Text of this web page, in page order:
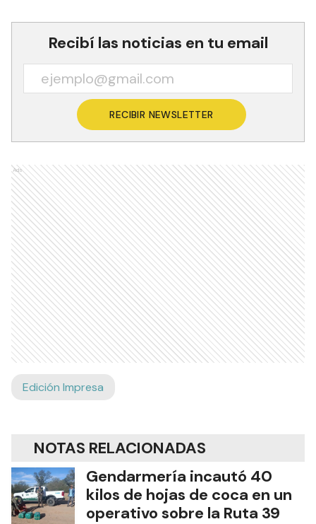
Recibí las noticias en tu email
RECIBIR NEWSLETTER
Ads
Edición Impresa
NOTAS RELACIONADAS
Gendarmería incautó 40
kilos de hojas de coca en un
operativo sobre la Ruta 39